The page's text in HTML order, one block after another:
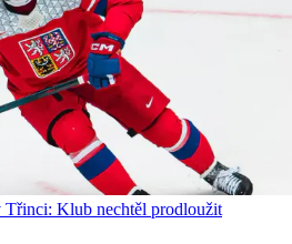
Klub nechtěl prodloužit